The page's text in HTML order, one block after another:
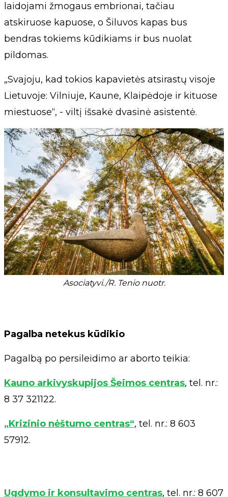
laidojami žmogaus embrionai, tačiau
atskiruose kapuose, o Šiluvos kapas bus
bendras tokiems kūdikiams ir bus nuolat
pildomas.
„Svajoju, kad tokios kapavietės atsirastų visoje
Lietuvoje: Vilniuje, Kaune, Klaipėdoje ir kituose
miestuose“, - viltį išsakė dvasinė asistentė.
Asociatyvi./R. Tenio nuotr.
Pagalba netekus kūdikio
Pagalbą po persileidimo ar aborto teikia:
Kauno arkivyskupijos Šeimos centras, tel. nr.:
8 37 321122.
„Krizinio nėštumo centras“, tel. nr.: 8 603
57912.
Ugdymo ir konsultavimo centras, tel. nr.: 8 607